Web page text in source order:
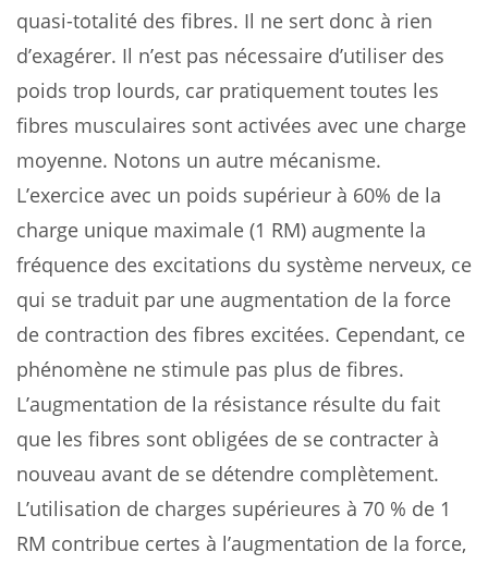
quasi-totalité des fibres. Il ne sert donc à rien
d’exagérer. Il n’est pas nécessaire d’utiliser des
poids trop lourds, car pratiquement toutes les
fibres musculaires sont activées avec une charge
moyenne. Notons un autre mécanisme.
L’exercice avec un poids supérieur à 60% de la
charge unique maximale (1 RM) augmente la
fréquence des excitations du système nerveux, ce
qui se traduit par une augmentation de la force
de contraction des fibres excitées. Cependant, ce
phénomène ne stimule pas plus de fibres.
L’augmentation de la résistance résulte du fait
que les fibres sont obligées de se contracter à
nouveau avant de se détendre complètement.
L’utilisation de charges supérieures à 70 % de 1
RM contribue certes à l’augmentation de la force,